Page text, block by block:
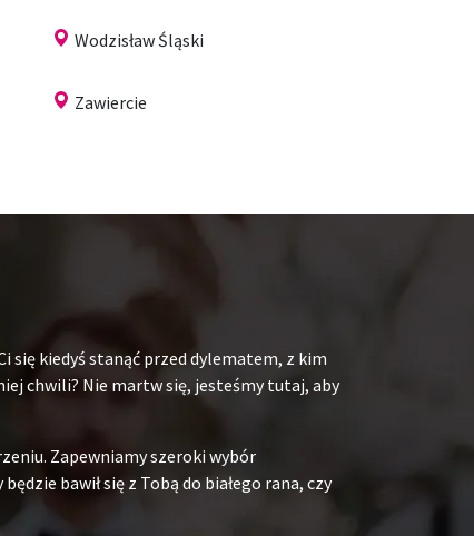
Wodzisław Śląski
Zawiercie
się kiedyś stanąć przed dylematem, z kim
chwili? Nie martw się, jesteśmy tutaj, aby
Zapewniamy szeroki wybór
bawił się z Tobą do białego rana, czy